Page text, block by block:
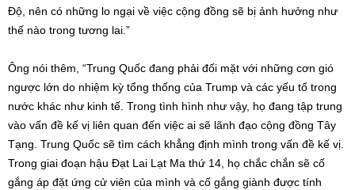
Độ, nên có những lo ngại về việc cộng đồng sẽ bị ảnh hưởng như
thế nào trong tương lai.”
Ông nói thêm, “Trung Quốc đang phải đối mặt với những cơn gió
ngược lớn do nhiệm kỳ tổng thống của Trump và các yếu tố trong
nước khác như kinh tế. Trong tình hình như vậy, họ đang tập trung
vào vấn đề kế vị liên quan đến việc ai sẽ lãnh đạo cộng đồng Tây
Tạng. Trung Quốc sẽ tìm cách khẳng định mình trong vấn đề kế vị.
Trong giai đoạn hậu Đạt Lai Lạt Ma thứ 14, họ chắc chắn sẽ cố
gắng áp đặt ứng cử viên của mình và cố gắng giành được tính